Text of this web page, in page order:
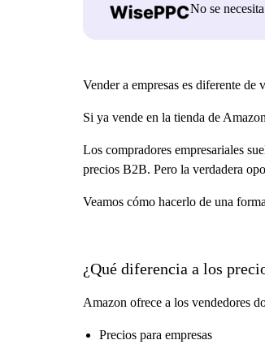
No se
Vender a empresas es diferente
Si ya vende en la tienda de
Los compradores empresariales
precios B2B. Pero la verdadera
Veamos cómo hacerlo de una
¿Qué diferencia a los
Amazon ofrece a los vendedores
Precios para empresas